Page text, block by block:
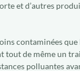
et d’autres
contaminées que
tout de même un
polluantes